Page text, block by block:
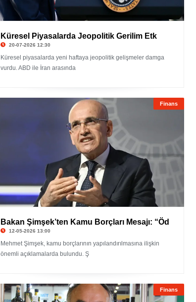
Küresel Piyasalarda Jeopolitik Gerilim Etk
20-07-2026 12:30
Küresel piyasalarda yeni haftaya jeopolitik gelişmeler damga
vurdu. ABD ile İran arasında
Finans
Bakan Şimşek’ten Kamu Borçları Mesajı: “Öd
12-05-2026 13:00
Mehmet Şimşek, kamu borçlarının yapılandırılmasına ilişkin
önemli açıklamalarda bulundu. Ş
Finans